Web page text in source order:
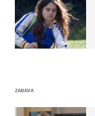
ZABAVA